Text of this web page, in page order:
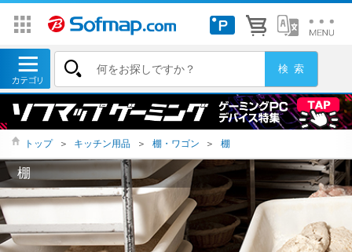
トップ ＞ キッチン用品 ＞ 棚・ワゴン ＞ 棚
棚